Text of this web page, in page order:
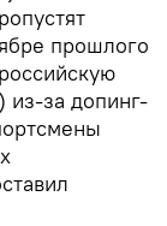
прошлого
за допинг-